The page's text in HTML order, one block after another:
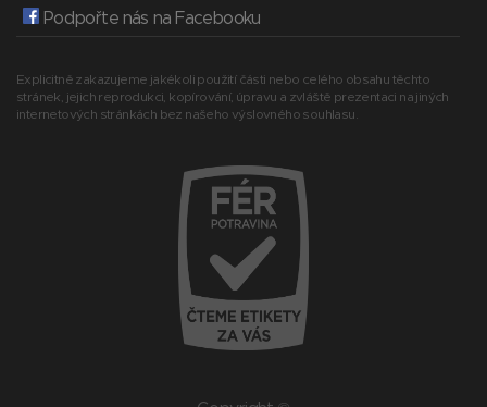
Podpořte nás na Facebooku
Explicitně zakazujeme jakékoli použití části nebo celého obsahu těchto
stránek, jejich reprodukci, kopírování, úpravu a zvláště prezentaci na jiných
internetových stránkách bez našeho výslovného souhlasu.